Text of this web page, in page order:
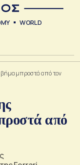
WORLD
βήμα μπροστά από τον
από